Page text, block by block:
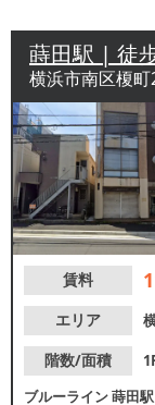
蒔田駅 | 徒
横浜市南区榎町
賃料
エリア
階数/面積
ブルーライン蒔田駅